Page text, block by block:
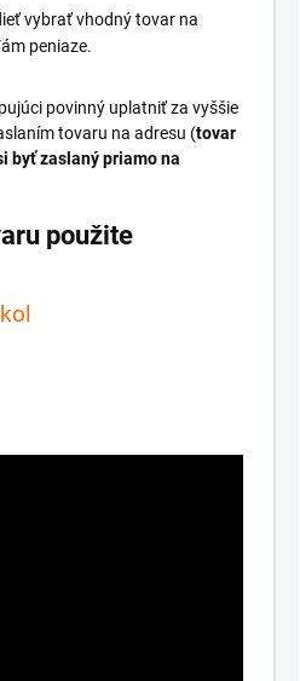
vybrať vhodný tovar na
peniaze.
povinný uplatniť za vyššie
tovaru na adresu (tovar
byť zaslaný priamo na
použite